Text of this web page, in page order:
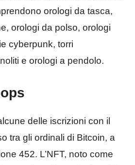
orologi da tasca,
orologi da polso, orologi
cyberpunk, torri
e orologi a pendolo.
delle iscrizioni con il
tra gli ordinali di Bitcoin, a
452. L’NFT, noto come